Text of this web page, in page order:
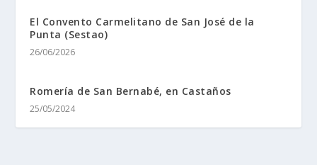
El Convento Carmelitano de San José de la
Punta (Sestao)
26/06/2026
Romerí­a de San Bernabé, en Castaños
25/05/2024